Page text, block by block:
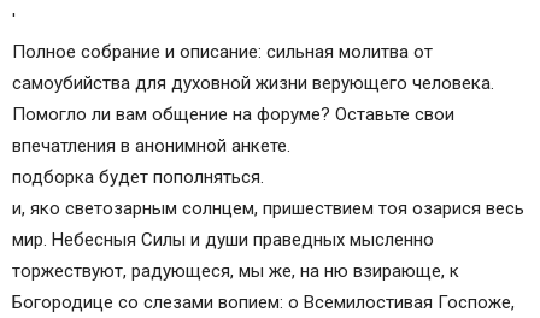
'
Полное собрание и описание: сильная молитва от
самоубийства для духовной жизни верующего человека.
Помогло ли вам общение на форуме? Оставьте свои
впечатления в анонимной анкете.
подборка будет пополняться.
и, яко светозарным солнцем, пришествием тоя озарися весь
мир. Небесныя Силы и души праведных мысленно
торжествуют, радующеся, мы же, на ню взирающе, к
Богородице со слезами вопием: о Всемилостивая Госпоже,